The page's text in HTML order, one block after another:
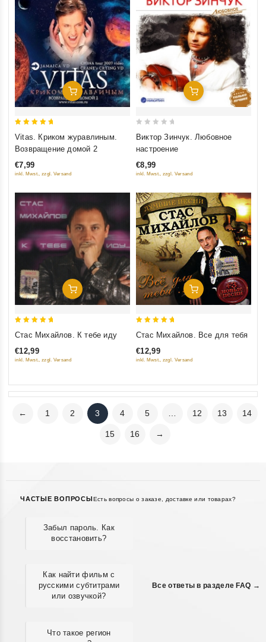
Добавить В Корзину
out of 5
Vitas. Криком журавлиным.
Возвращение домой 2
€7,99
inkl. Mwst., zzgl. Versand
Добавить В Корзину
5
Виктор Зинчук. Любовное
настроение
€8,99
inkl. Mwst., zzgl. Versand
Добавить В Корзину
Стас Михайлов. К тебе иду
€12,99
inkl. Mwst., zzgl. Versand
Добавить В Корзину
Стас Михайлов. Все для тебя
€12,99
inkl. Mwst., zzgl. Versand
← 1 2 3 4 5 … 12 13 14
15 16 →
ЧАСТЫЕ ВОПРОСЫ Есть вопросы о заказе, доставке или товарах?
Забыл пароль. Как
восстановить?
Как найти фильм с
русскими субтитрами
или озвучкой?
Что такое регион
Все ответы в разделе FAQ →